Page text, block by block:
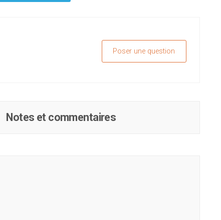
Poser une question
Notes et commentaires